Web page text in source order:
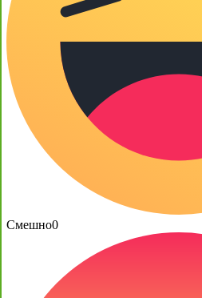
Смешно0